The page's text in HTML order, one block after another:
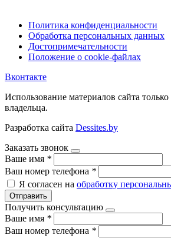
Политика конфиденциальности
Обработка персональных данных
Достопримечательности
Положение о cookie-файлах
Вконтакте
Использование материалов сайта
владельца.
Разработка сайта Dessites.by
Заказать звонок
Ваше имя *
Ваш номер телефона *
Я согласен на обработку
Отправить
Получить консультацию
Ваше имя *
Ваш номер телефона *